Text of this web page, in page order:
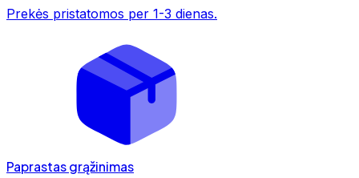
Prekės pristatomos per 1-3 dienas.
Paprastas grąžinimas